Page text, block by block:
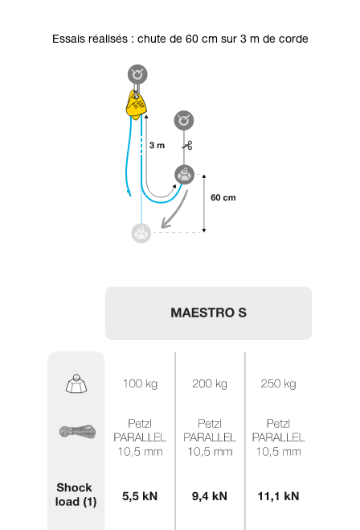
Essais réalisés : chute de 60 cm sur 3 m de corde